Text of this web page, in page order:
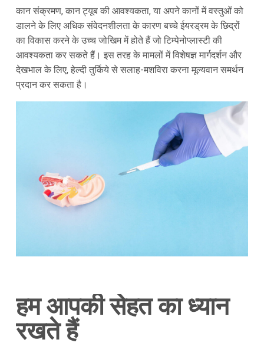
कान संक्रमण, कान ट्यूब की आवश्यकता, या अपने कानों में वस्तुओं को
डालने के लिए अधिक संवेदनशीलता के कारण बच्चे ईयरड्रम के छिद्रों
का विकास करने के उच्च जोखिम में होते हैं जो टिम्पेनोप्लास्टी की
आवश्यकता कर सकते हैं। इस तरह के मामलों में विशेषज्ञ मार्गदर्शन और
देखभाल के लिए, हेल्दी तुर्किये से सलाह-मशविरा करना मूल्यवान समर्थन
प्रदान कर सकता है।
हम आपकी सेहत का ध्यान
रखते हैं